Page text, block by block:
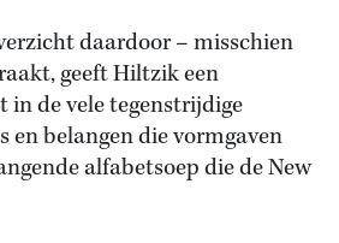
daardoor – misschien
geeft Hiltzik een
de vele tegenstrijdige
en belangen die vormgaven
alfabetsoep die de New